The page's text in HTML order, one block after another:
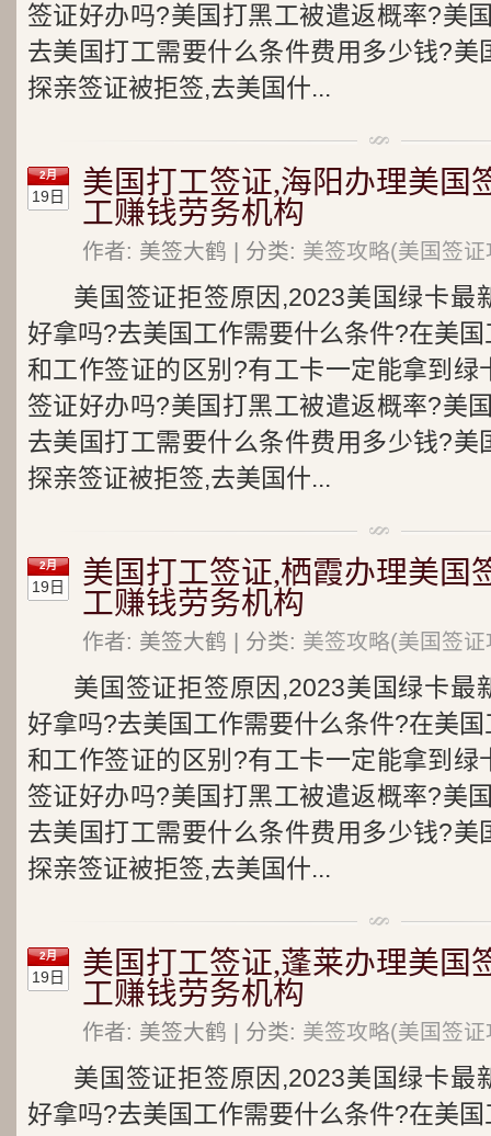
签证好办吗?美国打黑工被遣返概率?美
去美国打工需要什么条件费用多少钱?美
探亲签证被拒签,去美国什...
2月
19日
美国打工签证,海阳办理美国
工赚钱劳务机构
作者: 美签大鹤 | 分类: 美签攻略(美国签证
美国签证拒签原因,2023美国绿卡最
好拿吗?去美国工作需要什么条件?在美
和工作签证的区别?有工卡一定能拿到绿
签证好办吗?美国打黑工被遣返概率?美
去美国打工需要什么条件费用多少钱?美
探亲签证被拒签,去美国什...
2月
19日
美国打工签证,栖霞办理美国
工赚钱劳务机构
作者: 美签大鹤 | 分类: 美签攻略(美国签证
美国签证拒签原因,2023美国绿卡最
好拿吗?去美国工作需要什么条件?在美
和工作签证的区别?有工卡一定能拿到绿
签证好办吗?美国打黑工被遣返概率?美
去美国打工需要什么条件费用多少钱?美
探亲签证被拒签,去美国什...
2月
19日
美国打工签证,蓬莱办理美国
工赚钱劳务机构
作者: 美签大鹤 | 分类: 美签攻略(美国签证
美国签证拒签原因,2023美国绿卡最
好拿吗?去美国工作需要什么条件?在美